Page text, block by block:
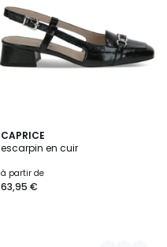
CAPRICE
escarpin en cuir
à partir de
63,95 €
4
Couleurs